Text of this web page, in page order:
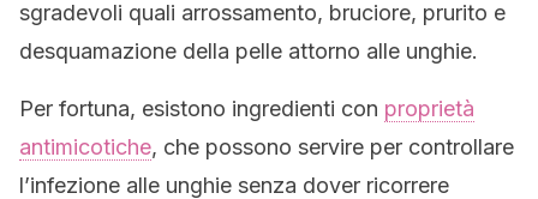
sgradevoli quali arrossamento, bruciore, prurito e
desquamazione della pelle attorno alle unghie.
Per fortuna, esistono ingredienti con proprietà
antimicotiche, che possono servire per controllare
l’infezione alle unghie senza dover ricorrere